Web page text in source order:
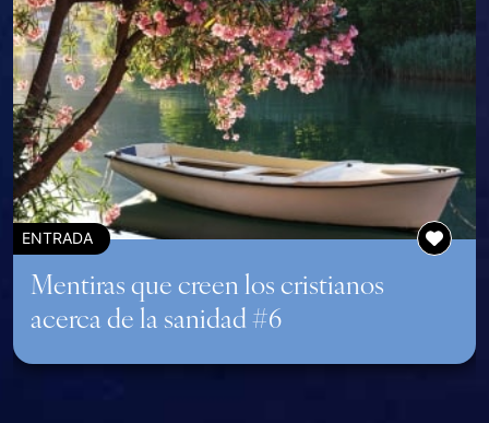
ENTRADA
Mentiras que creen los cristianos
acerca de la sanidad #6